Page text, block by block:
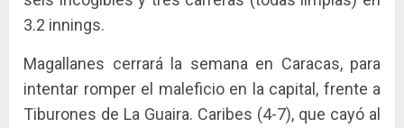
3.2 innings.
Magallanes cerrará la semana en Caracas, para
intentar romper el maleficio en la capital, frente a
Tiburones de La Guaira. Caribes (4-7), que cayó al